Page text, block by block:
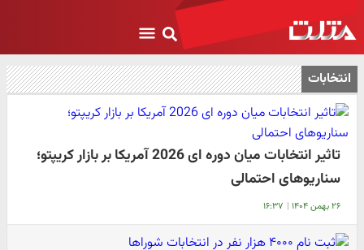
انتخابات
تاثیر انتخابات میان دوره ای 2026 آمریکا بر بازار کریپتو؛
سناریوهای احتمالی
۲۶ بهمن ۱۴۰۴ | ۱۶:۳۷